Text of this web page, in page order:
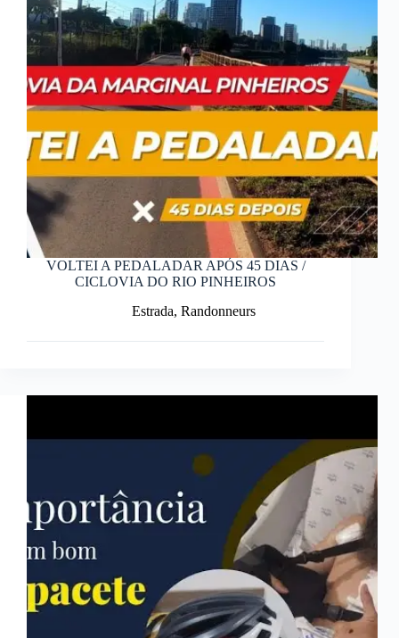
VOLTEI A PEDALADAR APÓS 45 DIAS /
CICLOVIA DO RIO PINHEIROS
Estrada, Randonneurs